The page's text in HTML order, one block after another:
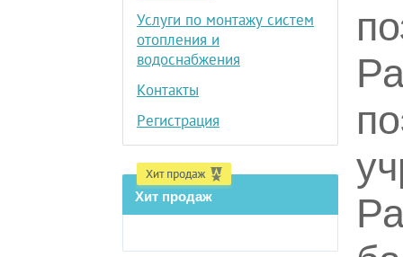
Услуги по монтажу систем
отопления и
водоснабжения
Контакты
Регистрация
Хит продаж